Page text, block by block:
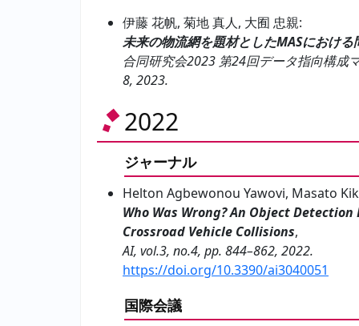
伊藤 花帆, 菊地 真人, 大囿 忠親:
未来の物流網を題材としたMASにおけ
合同研究会2023 第24回データ指向構成
8, 2023.
2022
ジャーナル
Helton Agbewonou Yawovi, Masato
Who Was Wrong? An Object
Crossroad Vehicle Collisions,
AI, vol.3, no.4, pp. 844–862, 2022.
https://doi.org/10.3390/ai3040051
国際会議